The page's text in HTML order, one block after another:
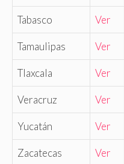
Tabasco Ver
Tamaulipas Ver
Tlaxcala Ver
Veracruz Ver
Yucatán Ver
Zacatecas Ver